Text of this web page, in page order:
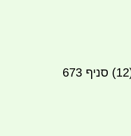
העברה בנקאית לחשבון 12230 בנק הפועלים (12) סניף 673